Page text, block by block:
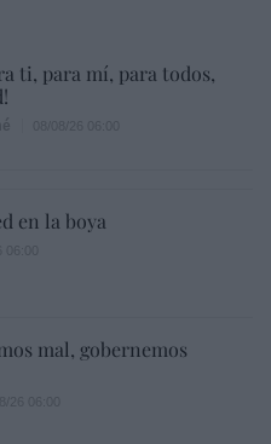
ti, para mí, para todos,
en la boya
mal, gobernemos